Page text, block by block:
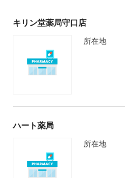
キリン堂薬局守口店
所在地
ハート薬局
所在地